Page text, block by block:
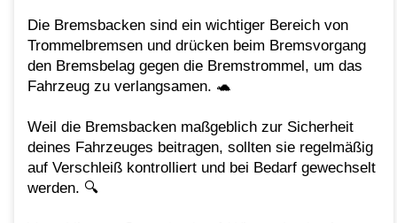
Die Bremsbacken sind ein wichtiger Bereich von
Trommelbremsen und drücken beim Bremsvorgang
den Bremsbelag gegen die Bremstrommel, um das
Fahrzeug zu verlangsamen. 🐢
Weil die Bremsbacken maßgeblich zur Sicherheit
deines Fahrzeuges beitragen, sollten sie regelmäßig
auf Verschleiß kontrolliert und bei Bedarf gewechselt
werden. 🔍